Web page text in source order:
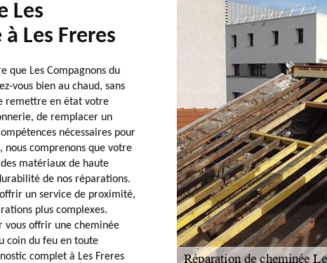
Les
Les Freres
que Les Compagnons du
vous bien au chaud, sans
remettre en état votre
de remplacer un
nécessaires pour
nous comprenons que votre
matériaux de haute
de nos réparations.
un service de proximité,
plus complexes.
vous offrir une cheminée
coin du feu en toute
complet à Les Freres